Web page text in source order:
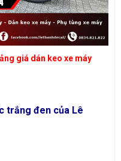
giá dán keo xe máy
trắng đen của Lê